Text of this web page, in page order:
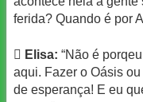
ferida? Quando é por
 Elisa: “Não é
aqui. Fazer o Oásis
de esperança! E eu